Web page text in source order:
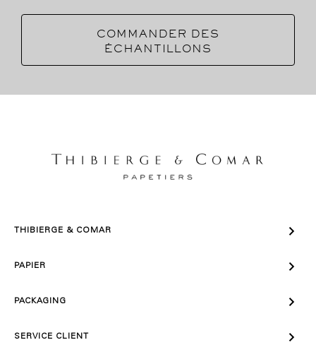
COMMANDER DES
ÉCHANTILLONS
THIBIERGE & COMAR 
PAPIER 
PACKAGING 
SERVICE CLIENT 